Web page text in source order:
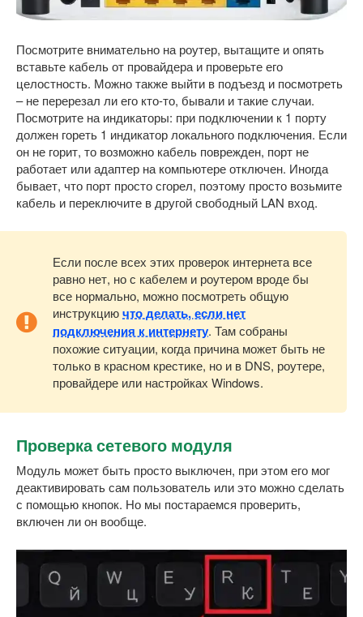
Посмотрите внимательно на роутер, вытащите и опять
вставьте кабель от провайдера и проверьте его
целостность. Можно также выйти в подъезд и посмотреть
– не перерезал ли его кто-то, бывали и такие случаи.
Посмотрите на индикаторы: при подключении к 1 порту
должен гореть 1 индикатор локального подключения. Если
он не горит, то возможно кабель поврежден, порт не
работает или адаптер на компьютере отключен. Иногда
бывает, что порт просто сгорел, поэтому просто возьмите
кабель и переключите в другой свободный LAN вход.
Если после всех этих проверок интернета все
равно нет, но с кабелем и роутером вроде бы
все нормально, можно посмотреть общую
инструкциючто делать, если нет
подключения к интернету. Там собраны
похожие ситуации, когда причина может быть не
только в красном крестике, но и в DNS, роутере,
провайдере или настройках Windows.
Проверка сетевого модуля
Модуль может быть просто выключен, при этом его мог
деактивировать сам пользователь или это можно сделать
с помощью кнопок. Но мы постараемся проверить,
включен ли он вообще.